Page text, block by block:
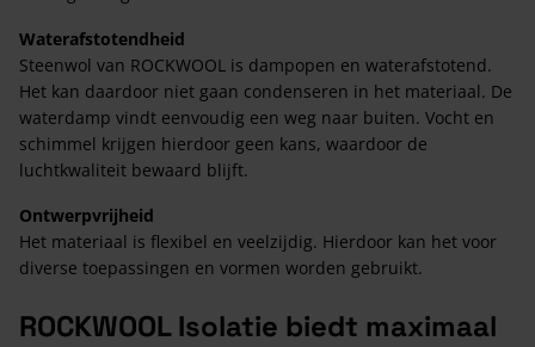
Waterafstotendheid
Steenwol van ROCKWOOL is dampopen en waterafstotend.
Het kan daardoor niet gaan condenseren in het materiaal. De
waterdamp vindt eenvoudig een weg naar buiten. Vocht en
schimmel krijgen hierdoor geen kans, waardoor de
luchtkwaliteit bewaard blijft.
Ontwerpvrijheid
Het materiaal is flexibel en veelzijdig. Hierdoor kan het voor
diverse toepassingen en vormen worden gebruikt.
ROCKWOOL Isolatie biedt maximaal